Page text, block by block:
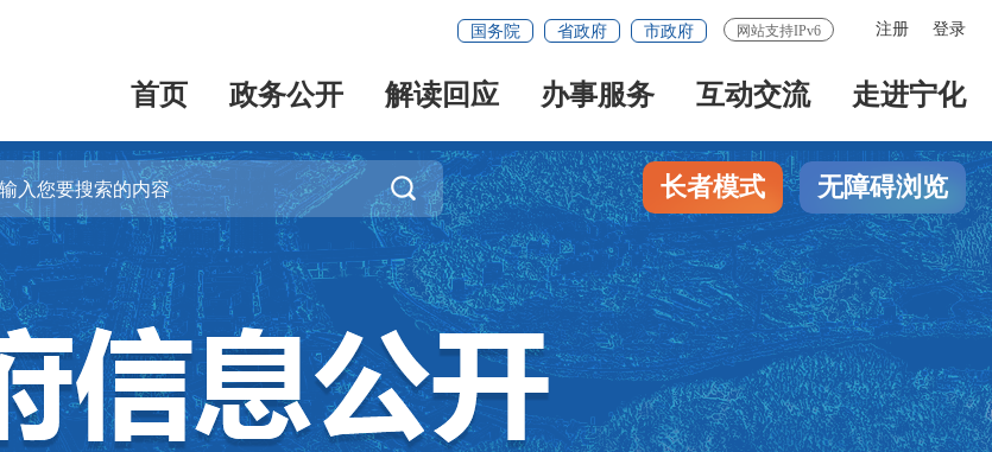
注册 登录
国务院 省政府 市政府 网站支持IPv6
首页 政务公开 解读回应 办事服务 互动交流 走进宁化
 长者模式 无障碍浏览